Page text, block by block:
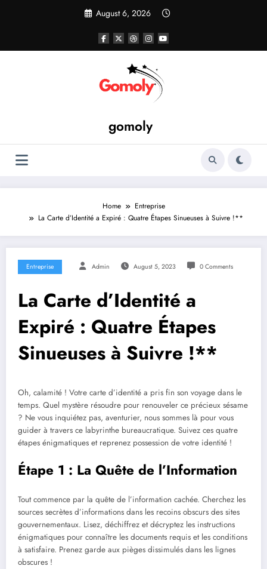
August 6, 2026
gomoly
Home
Entreprise
La Carte d’Identité a Expiré : Quatre Étapes Sinueuses à Suivre !**
Entreprise Admin August 5, 2023 0 Comments
La Carte d’Identité a
Expiré : Quatre Étapes
Sinueuses à Suivre !**
Oh, calamité ! Votre carte d’identité a pris fin son voyage dans le
temps. Quel mystère résoudre pour renouveler ce précieux sésame
? Ne vous inquiétez pas, aventurier, nous sommes là pour vous
guider à travers ce labyrinthe bureaucratique. Suivez ces quatre
étapes énigmatiques et reprenez possession de votre identité !
Étape 1 : La Quête de l’Information
Tout commence par la quête de l’information cachée. Cherchez les
sources secrètes d’informations dans les recoins obscurs des sites
gouvernementaux. Lisez, déchiffrez et décryptez les instructions
énigmatiques pour connaître les documents requis et les conditions
à satisfaire. Prenez garde aux pièges dissimulés dans les lignes
obscures !